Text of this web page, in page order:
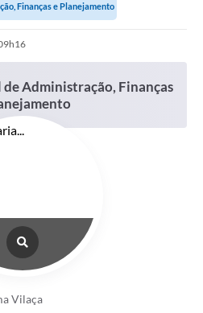
Finanças e Planejamento
Administração, Finanças
Vilaça